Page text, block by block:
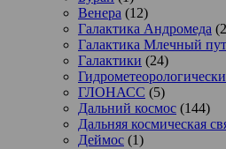
Венера (12)
Галактика Андромеда
Галактика Млечный
Галактики (24)
ГЛОНАСС (5)
Дальний космос (144)
Дальняя космическая
Деймос (1)